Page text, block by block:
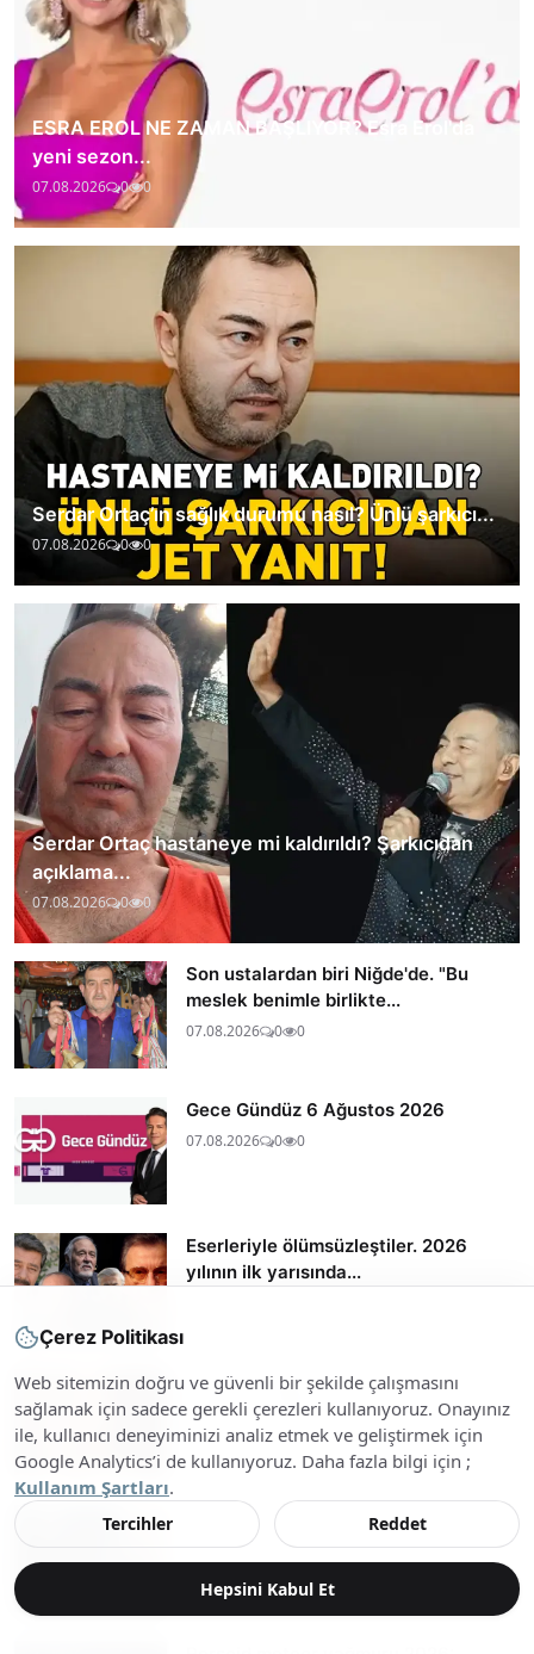
ESRA EROL NE ZAMAN BAŞLIYOR? Esra Erol'da
yeni sezon...
07.08.2026 0 0
Serdar Ortaç’ın sağlık durumu nasıl? Ünlü şarkıcı...
07.08.2026 0 0
Serdar Ortaç hastaneye mi kaldırıldı? Şarkıcıdan
açıklama...
07.08.2026 0 0
Son ustalardan biri Niğde'de. "Bu
meslek benimle birlikte...
07.08.2026 0 0
Gece Gündüz 6 Ağustos 2026
07.08.2026 0 0
Eserleriyle ölümsüzleştiler. 2026
yılının ilk yarısında...
Serveti ortaya çıktı, karısına sekiz
haneli bir miras bıraktı...
06.08.2026 0 0
Grammy'de Toygar Işıklı sürprizi
06.08.2026 0 0
Çerez Politikası
Web sitemizin doğru ve güvenli bir şekilde çalışmasını
sağlamak için sadece gerekli çerezleri kullanıyoruz. Onayınız
ile, kullanıcı deneyiminizi analiz etmek ve geliştirmek için
Google Analytics’i de kullanıyoruz. Daha fazla bilgi için ;
Kullanım Şartları.
Tercihler Reddet
Hepsini Kabul Et